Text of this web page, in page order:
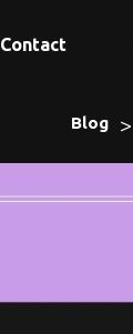
Contact
Blog >